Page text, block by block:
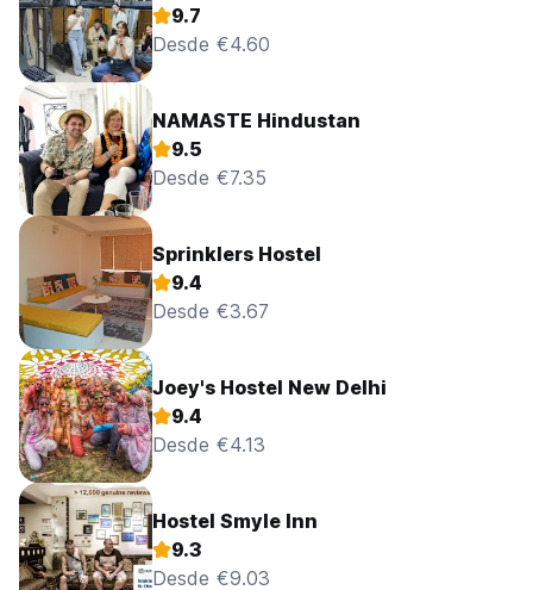
9.7
Desde €4.60
NAMASTE Hindustan
9.5
Desde €7.35
Sprinklers Hostel
9.4
Desde €3.67
Joey's Hostel New Delhi
9.4
Desde €4.13
Hostel Smyle Inn
9.3
Desde €9.03